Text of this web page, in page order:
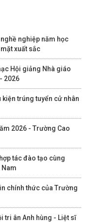
nghiệp năm học
xuất sắc
Hội giảng Nhà giáo
2026
trúng tuyển cử nhân
2026 - Trường Cao
tác đào tạo cùng
Nam
chính thức của Trường
tri ân Anh hùng - Liệt sĩ